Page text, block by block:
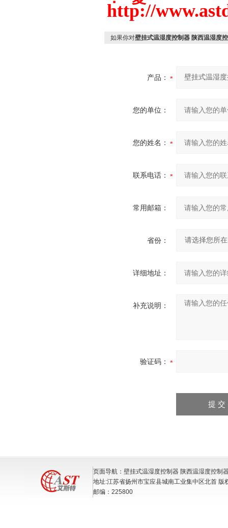
http://
如果你对壁挂式温湿度控制器 陕西温湿度
产品：
您的单位：
您的姓名：
联系电话：
常用邮箱：
省份：
详细地址：
补充说明：
验证码：
页面导航：壁挂式温湿度控制器 陕西温湿度控制
地址:江苏省扬州市宝应县城南工业集中区北首 版
邮编：225800